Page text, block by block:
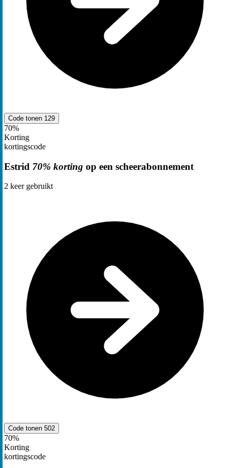
Code tonen 129
70%
Korting
kortingscode
Estrid 70% korting op een scheerabonnement
2 keer gebruikt
Code tonen 502
70%
Korting
kortingscode